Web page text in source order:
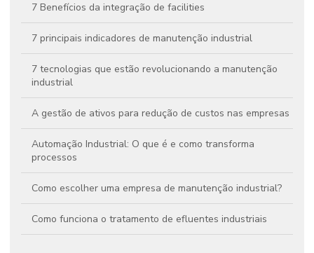
7 Benefícios da integração de facilities
7 principais indicadores de manutenção industrial
7 tecnologias que estão revolucionando a manutenção
industrial
A gestão de ativos para redução de custos nas empresas
Automação Industrial: O que é e como transforma
processos
Como escolher uma empresa de manutenção industrial?
Como funciona o tratamento de efluentes industriais